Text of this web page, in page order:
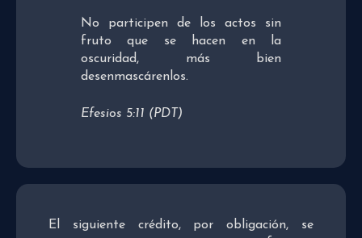
No participen de los actos sin
fruto que se hacen en la
oscuridad, más bien
desenmascárenlos.
Efesios 5:11 (PDT)
El siguiente crédito, por obligación, se